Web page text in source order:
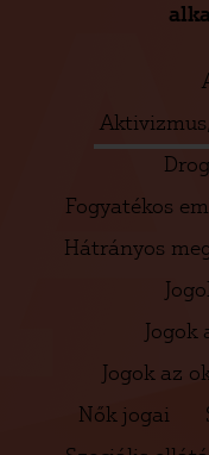
Fogyatékos
Hátrányos
Jogok
Jogok az
Nők jogai